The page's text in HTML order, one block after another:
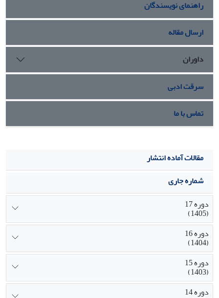
راهنمای نویسندگان
ارسال مقاله
داوران
سرقت ادبی
تماس با ما
مقالات آماده انتشار
شماره جاری
دوره 17
(1405)
دوره 16
(1404)
دوره 15
(1403)
دوره 14